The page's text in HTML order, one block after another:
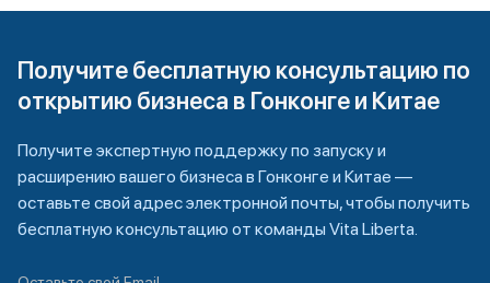
Получите бесплатную консультацию по
открытию бизнеса в Гонконге и Китае
Получите экспертную поддержку по запуску и
расширению вашего бизнеса в Гонконге и Китае —
оставьте свой адрес электронной почты, чтобы получить
бесплатную консультацию от команды Vita Liberta.